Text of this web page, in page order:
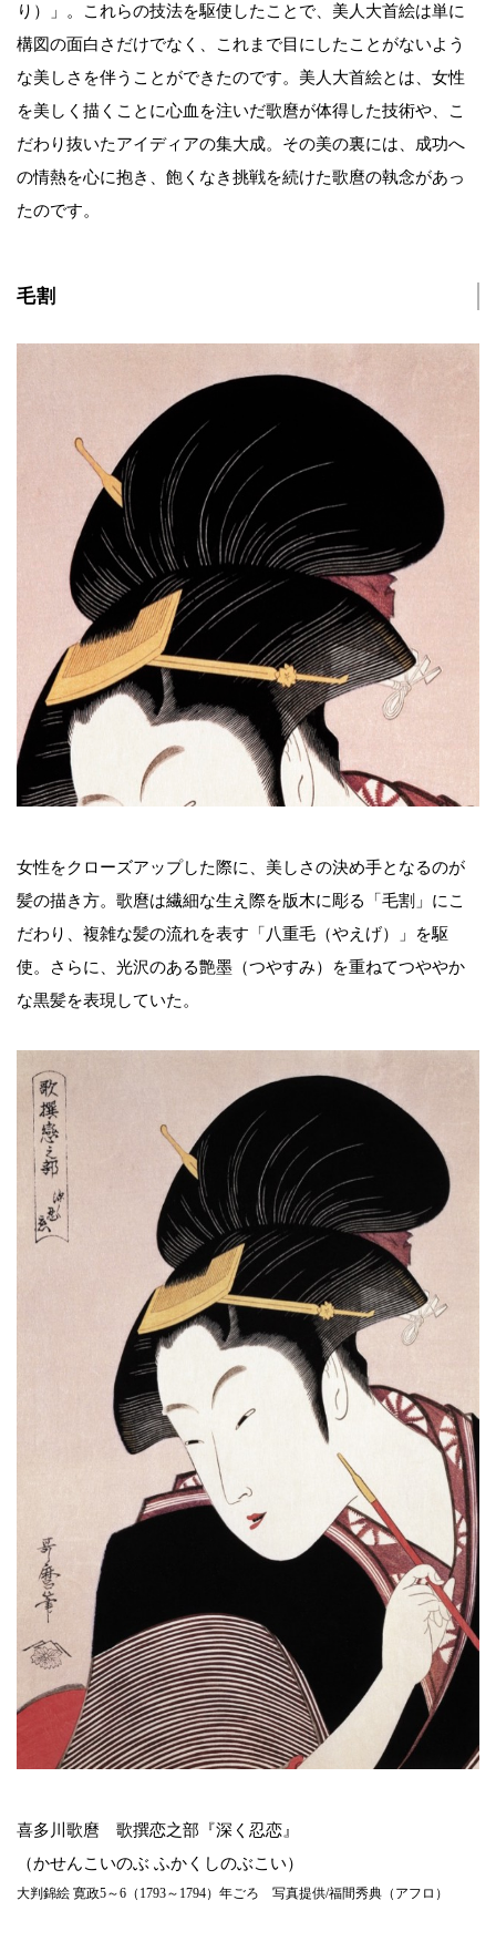
り）」。これらの技法を駆使したことで、美人大首絵は単に
構図の面白さだけでなく、これまで目にしたことがないよう
な美しさを伴うことができたのです。美人大首絵とは、女性
を美しく描くことに心血を注いだ歌麿が体得した技術や、こ
だわり抜いたアイディアの集大成。その美の裏には、成功へ
の情熱を心に抱き、飽くなき挑戦を続けた歌麿の執念があっ
たのです。
毛割
女性をクローズアップした際に、美しさの決め手となるのが
髪の描き方。歌麿は繊細な生え際を版木に彫る「毛割」にこ
だわり、複雑な髪の流れを表す「八重毛（やえげ）」を駆
使。さらに、光沢のある艶墨（つやすみ）を重ねてつややか
な黒髪を表現していた。
喜多川歌麿 歌撰恋之部『深く忍恋』
（かせんこいのぶ ふかくしのぶこい）
大判錦絵 寛政5～6（1793～1794）年ごろ 写真提供/福間秀典（アフロ）